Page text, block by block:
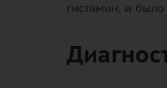
гистамин, и